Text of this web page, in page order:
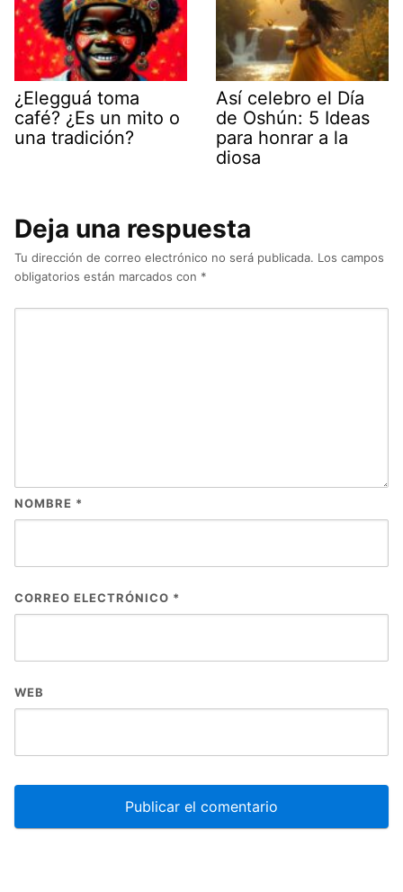
¿Elegguá toma
café? ¿Es un mito o
una tradición?
Así celebro el Día
de Oshún: 5 Ideas
para honrar a la
diosa
Deja una respuesta
Tu dirección de correo electrónico no será publicada. Los campos
obligatorios están marcados con *
NOMBRE *
CORREO ELECTRÓNICO *
WEB